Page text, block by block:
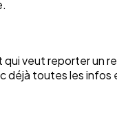
veut reporter un
déjà toutes les infos